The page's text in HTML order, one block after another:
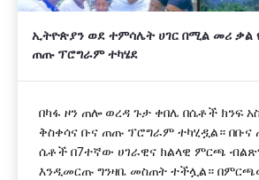
ኢትዮጵያን ወደ ተምሳሌት ሀገር በሚል መሪ ቃል
ጠጡ ፕሮግራም ተካሄደ
በካፋ ዞን ጠሎ ወረዳ ጉታ ቀበሌ በሴቶች ክንፍ
ቅስቀሳና ቡና ጠጡ ፕሮግራም ተካሂዷል።
ሴቶች በ7ተኛው ሀገራዊና ክልላዊ ምርጫ
እንዲመርጡ ግንዛቤ መስጠት ተችሏል።